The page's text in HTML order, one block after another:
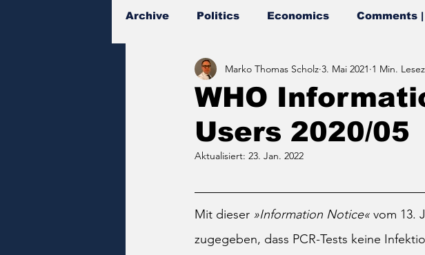
Archive Politics Economics Comments
Documents
WHO
Users 2020/05
Marko Thomas Scholz 3. Mai 2021 1 Min.
Aktualisiert: 23. Jan. 2022
Mit dieser »Information Notice« vom 13.
zugegeben, dass PCR-Tests keine